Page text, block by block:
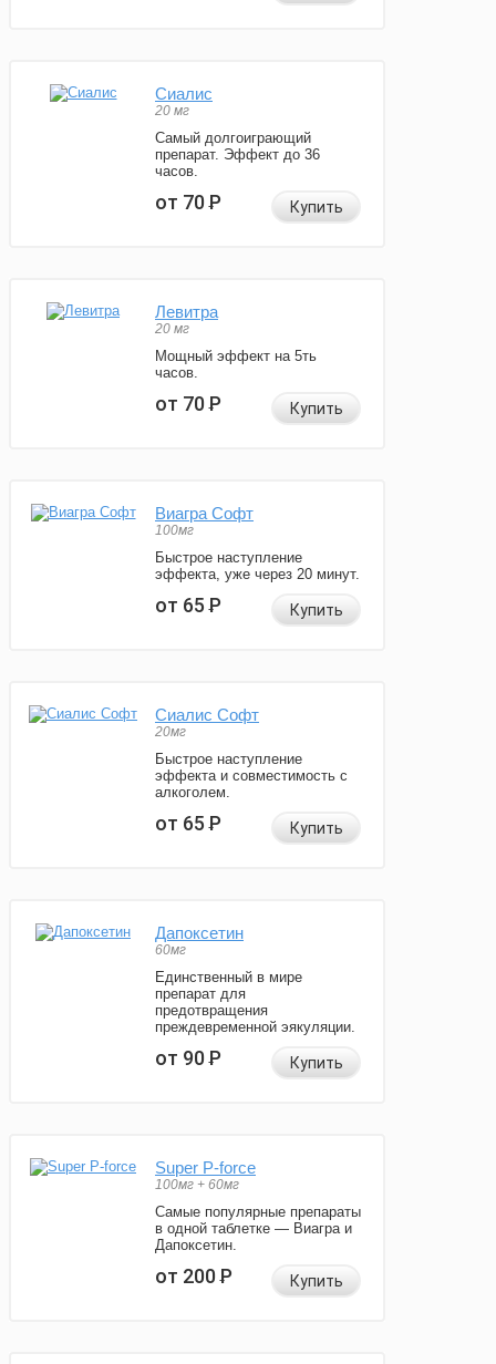
Сиалис
20 мг
Самый долгоиграющий
препарат. Эффект до 36
часов.
от 70Р Купить
Левитра
20 мг
Мощный эффект на 5ть
часов.
от 70Р Купить
Виагра Софт
100мг
Быстрое наступление
эффекта, уже через 20 минут.
от 65Р Купить
Сиалис Софт
20мг
Быстрое наступление
эффекта и совместимость с
алкоголем.
от 65Р Купить
Дапоксетин
60мг
Единственный в мире
препарат для
предотвращения
преждевременной эякуляции.
от 90Р Купить
Super P-force
100мг + 60мг
Самые популярные препараты
в одной таблетке — Виагра и
Дапоксетин.
от 200Р Купить